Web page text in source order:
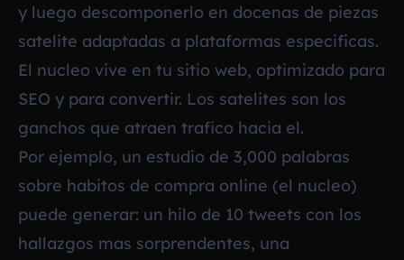
y luego descomponerlo en docenas de piezas
satelite adaptadas a plataformas especificas.
El nucleo vive en tu sitio web, optimizado para
SEO y para convertir. Los satelites son los
ganchos que atraen trafico hacia el.
Por ejemplo, un estudio de 3,000 palabras
sobre habitos de compra online (el nucleo)
puede generar: un hilo de 10 tweets con los
hallazgos mas sorprendentes, una